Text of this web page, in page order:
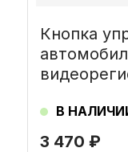
3 470 ₽
Кнопка
В